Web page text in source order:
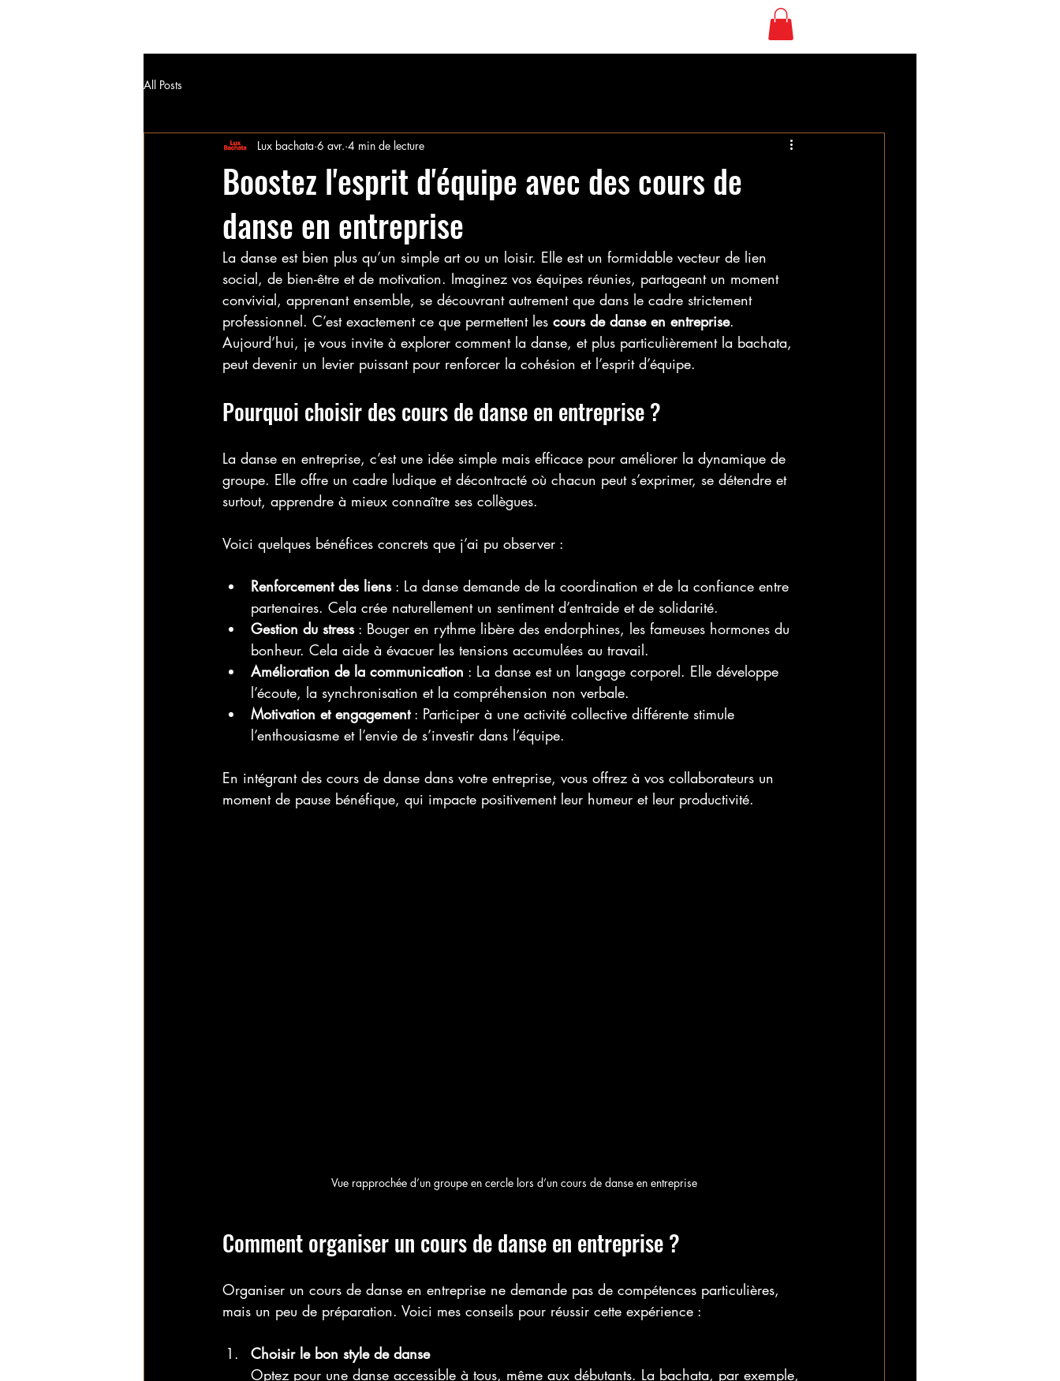
SBK Club
All Posts
Boostez l'esprit d'équipe avec des cours de
danse en entreprise
Lux bachata 6 avr. 4 min de lecture
La danse est bien plus qu’un simple art ou un loisir. Elle est un formidable vecteur de lien
social, de bien-être et de motivation. Imaginez vos équipes réunies, partageant un moment
convivial, apprenant ensemble, se découvrant autrement que dans le cadre strictement
professionnel. C’est exactement ce que permettent les cours de danse en entreprise.
Aujourd’hui, je vous invite à explorer comment la danse, et plus particulièrement la bachata,
peut devenir un levier puissant pour renforcer la cohésion et l’esprit d’équipe.
Pourquoi choisir des cours de danse en entreprise ?
La danse en entreprise, c’est une idée simple mais efficace pour améliorer la dynamique de
groupe. Elle offre un cadre ludique et décontracté où chacun peut s’exprimer, se détendre et
surtout, apprendre à mieux connaître ses collègues.
Voici quelques bénéfices concrets que j’ai pu observer :
Renforcement des liens : La danse demande de la coordination et de la confiance entre
partenaires. Cela crée naturellement un sentiment d’entraide et de solidarité.
Gestion du stress : Bouger en rythme libère des endorphines, les fameuses hormones du
bonheur. Cela aide à évacuer les tensions accumulées au travail.
Amélioration de la communication : La danse est un langage corporel. Elle développe
l’écoute, la synchronisation et la compréhension non verbale.
Motivation et engagement : Participer à une activité collective différente stimule
l’enthousiasme et l’envie de s’investir dans l’équipe.
En intégrant des cours de danse dans votre entreprise, vous offrez à vos collaborateurs un
moment de pause bénéfique, qui impacte positivement leur humeur et leur productivité.
Vue rapprochée d’un groupe en cercle lors d’un cours de danse en entreprise
Comment organiser un cours de danse en entreprise ?
Organiser un cours de danse en entreprise ne demande pas de compétences particulières,
mais un peu de préparation. Voici mes conseils pour réussir cette expérience :
Choisir le bon style de danse
Optez pour une danse accessible à tous, même aux débutants. La bachata, par exemple,